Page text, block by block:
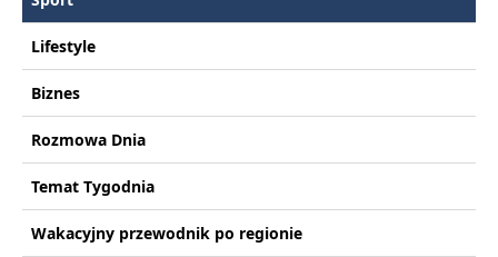
Lifestyle
Biznes
Rozmowa Dnia
Temat Tygodnia
Wakacyjny przewodnik po regionie